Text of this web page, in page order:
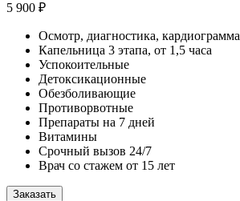
5 900 ₽
Осмотр, диагностика, кардиограмма
Капельница 3 этапа, от 1,5 часа
Успокоительные
Детоксикационные
Обезболивающие
Противорвотные
Препараты на 7 дней
Витамины
Срочный вызов 24/7
Врач со стажем от 15 лет
Заказать